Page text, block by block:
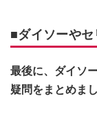
■ダイソーや
最後に、ダイソ
疑問をまとめまし